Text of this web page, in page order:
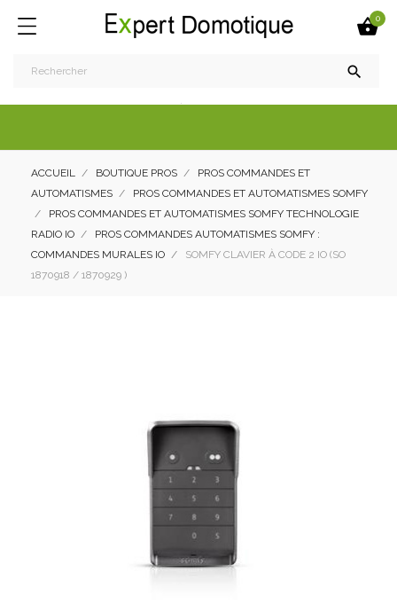
0

ACCUEIL BOUTIQUE PROS
PROS COMMANDES ET
AUTOMATISMES
PROS COMMANDES ET AUTOMATISMES SOMFY
PROS COMMANDES ET AUTOMATISMES SOMFY TECHNOLOGIE
RADIO IO
PROS COMMANDES AUTOMATISMES SOMFY :
COMMANDES MURALES IO
SOMFY CLAVIER À CODE 2 IO (SO
1870918 / 1870929 )